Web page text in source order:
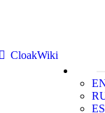
CloakWiki
ES